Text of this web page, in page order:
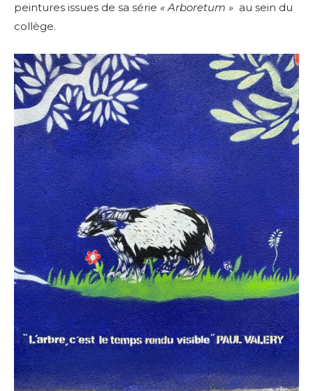
peintures issues de sa série « Arboretum » au sein du
collège.